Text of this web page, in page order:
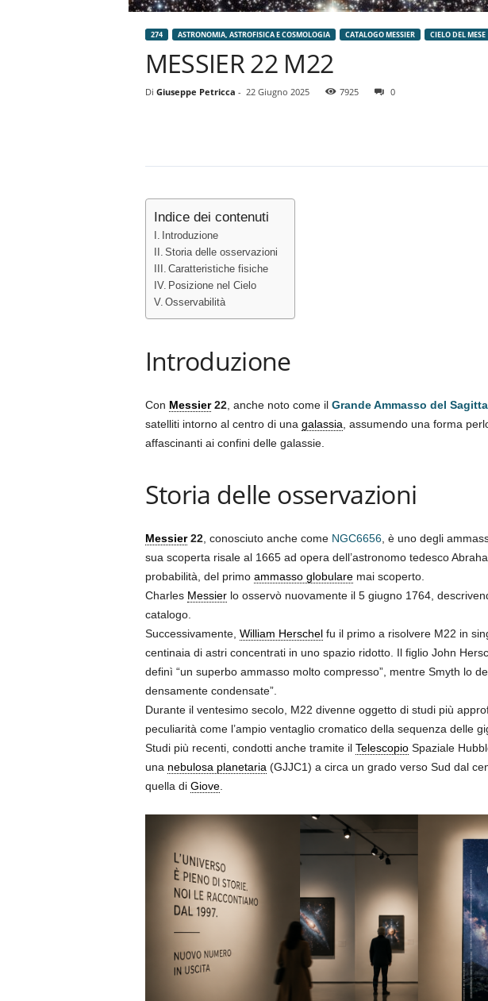
274 ASTRONOMIA, ASTROFISICA E COSMOLOGIA CATALOGO MESSIER CIELO DEL MESE
MESSIER 22 M22
Di Giuseppe Petricca - 22 Giugno 2025 7925 0
Indice dei contenuti
Introduzione
Storia delle osservazioni
Caratteristiche fisiche
Posizione nel Cielo
Osservabilità
Introduzione
Con Messier22, anche noto come il Grande Ammasso del
satelliti intorno al centro di una galassia , assumendo una forma
affascinanti ai confini delle galassie.
Storia delle osservazioni
Messier22, conosciuto anche come NGC6656, è uno degli
sua scoperta risale al 1665 ad opera dell’astronomo tedesco
probabilità, del primo ammasso globularemai scoperto.
Charles Messierlo osservò nuovamente il 5 giugno 1764,
catalogo.
Successivamente, William Herschelfu il primo a risolvere M22 in
centinaia di astri concentrati in uno spazio ridotto. Il figlio John
definì “un superbo ammasso molto compresso”, mentre Smyth lo
densamente condensate”.
Durante il ventesimo secolo, M22 divenne oggetto di studi più
peculiarità come l’ampio ventaglio cromatico della sequenza delle
Studi più recenti, condotti anche tramite il TelescopioSpaziale
una nebulosa planetaria (GJJC1) a circa un grado verso Sud dal
quella di Giove.